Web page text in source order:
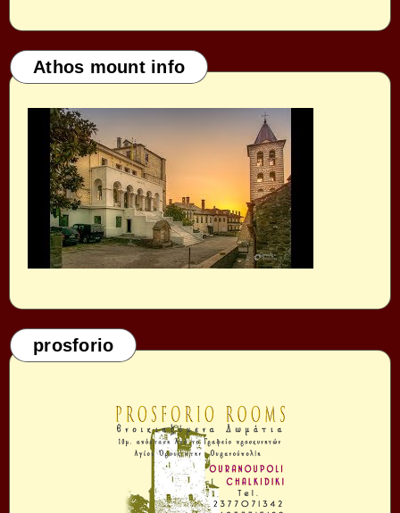
Athos mount info
prosforio